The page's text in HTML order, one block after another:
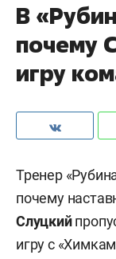
В
почему
игру
Тренер
почему
Слуцкий
игру с